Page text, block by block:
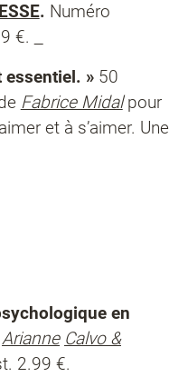
. Numéro
€.
essentiel. » 50
Fabrice Midal pour
et à s’aimer. Une
en
Arianne Calvo &
2.99 €.